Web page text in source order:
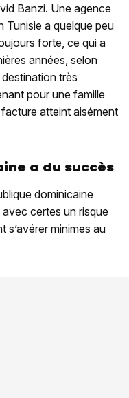
Banzi. Une agence
Tunisie a quelque peu
forte, ce qui a
années, selon
très
pour une famille
atteint aisément
a du succès
dominicaine
certes un risque
s’avérer minimes au